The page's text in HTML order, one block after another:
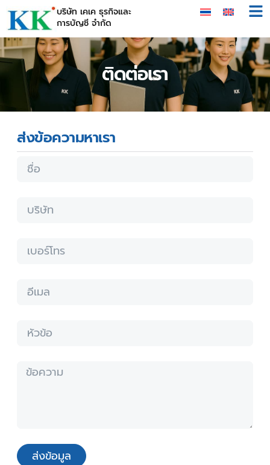
บริษัท เคเค ธุรกิจและ
การบัญชี จำกัด
ติดต่อเรา
ส่งข้อความหาเรา
ส่งข้อมูล